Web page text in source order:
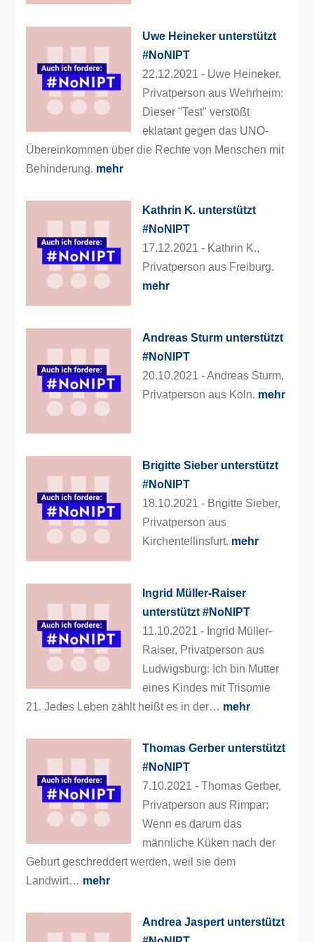
Uwe Heineker unterstützt
#NoNIPT
22.12.2021 - Uwe Heineker,
Privatperson aus Wehrheim:
Dieser "Test" verstößt
eklatant gegen das UNO-
Übereinkommen über die Rechte von Menschen mit
Behinderung. mehr
Kathrin K. unterstützt
#NoNIPT
17.12.2021 - Kathrin K.,
Privatperson aus Freiburg.
mehr
Andreas Sturm unterstützt
#NoNIPT
20.10.2021 -Andreas Sturm,
Privatperson aus Köln. mehr
Brigitte Sieber unterstützt
#NoNIPT
18.10.2021 - Brigitte Sieber,
Privatperson aus
Kirchentellinsfurt. mehr
Ingrid Müller-Raiser
unterstützt #NoNIPT
11.10.2021 - Ingrid Müller-
Raiser, Privatperson aus
Ludwigsburg: Ich bin Mutter
eines Kindes mit Trisomie
21. Jedes Leben zählt heißt es in der… mehr
Thomas Gerber unterstützt
#NoNIPT
7.10.2021 - Thomas Gerber,
Privatperson aus Rimpar:
Wenn es darum das
männliche Küken nach der
Geburt geschreddert werden, weil sie dem
Landwirt… mehr
Andrea Jaspert unterstützt